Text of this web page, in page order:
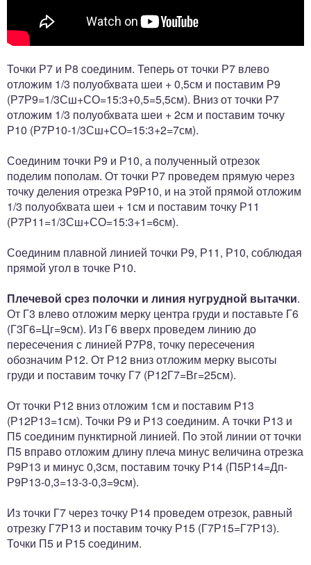
Точки Р7 и Р8 соединим. Теперь от точки Р7 влево
отложим 1/3 полуобхвата шеи + 0,5см и поставим Р9
(Р7Р9=1/3Сш+СО=15:3+0,5=5,5см). Вниз от точки Р7
отложим 1/3 полуобхвата шеи + 2см и поставим точку
Р10 (Р7Р10-1/3Сш+СО=15:3+2=7см).
Соединим точки Р9 и Р10, а полученный отрезок
поделим пополам. От точки Р7 проведем прямую через
точку деления отрезка Р9Р10, и на этой прямой отложим
1/3 полуобхвата шеи + 1см и поставим точку Р11
(Р7Р11=1/3Сш+СО=15:3+1=6см).
Соединим плавной линией точки Р9, Р11, Р10, соблюдая
прямой угол в точке Р10.
Плечевой срез полочки и линия нугрудной вытачки.
От Г3 влево отложим мерку центра груди и поставьте Г6
(Г3Г6=Цг=9см). Из Г6 вверх проведем линию до
пересечения с линией Р7Р8, точку пересечения
обозначим Р12. От Р12 вниз отложим мерку высоты
груди и поставим точку Г7 (Р12Г7=Вг=25см).
От точки Р12 вниз отложим 1см и поставим Р13
(Р12Р13=1см). Точки Р9 и Р13 соединим. А точки Р13 и
П5 соединим пунктирной линией. По этой линии от точки
П5 вправо отложим длину плеча минус величина отрезка
Р9Р13 и минус 0,3см, поставим точку Р14 (П5Р14=Дп-
Р9Р13-0,3=13-3-0,3=9см).
Из точки Г7 через точку Р14 проведем отрезок, равный
отрезку Г7Р13 и поставим точку Р15 (Г7Р15=Г7Р13).
Точки П5 и Р15 соединим.